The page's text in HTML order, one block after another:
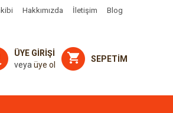
Hakkımızda İletişim Blog
ÜYE GİRİŞİ
veya üye ol
SEPETİM